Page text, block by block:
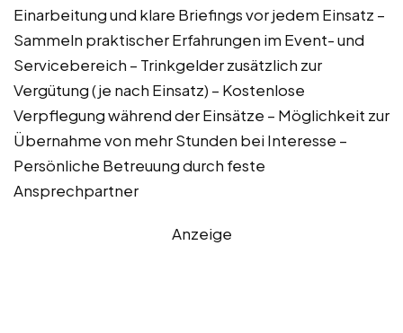
Einarbeitung und klare Briefings vor jedem Einsatz –
Sammeln praktischer Erfahrungen im Event- und
Servicebereich – Trinkgelder zusätzlich zur
Vergütung (je nach Einsatz) – Kostenlose
Verpflegung während der Einsätze – Möglichkeit zur
Übernahme von mehr Stunden bei Interesse –
Persönliche Betreuung durch feste
Ansprechpartner
Anzeige